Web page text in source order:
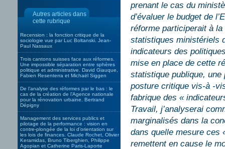
Autres articles dans
cette rubrique
Recension : la fonction critique de la
sociologie vue par Luc Boltanski. Jean-
Paul Nassaux
Trois cantons suisses face aux réformes.
Une impossible séparation entre sphères
politique et administrative. David Giauque,
Fabien Resenterra et Michaël Siggen
De l’analyse des réformes par le bas : le
cas de la création de l’Agence nationale
pour la rénovation urbaine. Bertrand
Dépigny
Management des services publics et
pilotage de la performance : vision en
contre-plongée de la loi d’orientation sur
les lois de finances. Claude Rochet, Olivier
Keramidas, Bruno Tiberghien, Philippe
Agopian et Catherine Paris-Laporte
prenant le cas du
d’évaluer le budget de
réforme participerait à
statistiques ministériels
indicateurs des
mise en place de cette
statistique publique,
posture critique vis-à -
fabrique des «
Travail, j’analyserai
marginalisés dans la
dans quelle mesure ces
remettent en cause le